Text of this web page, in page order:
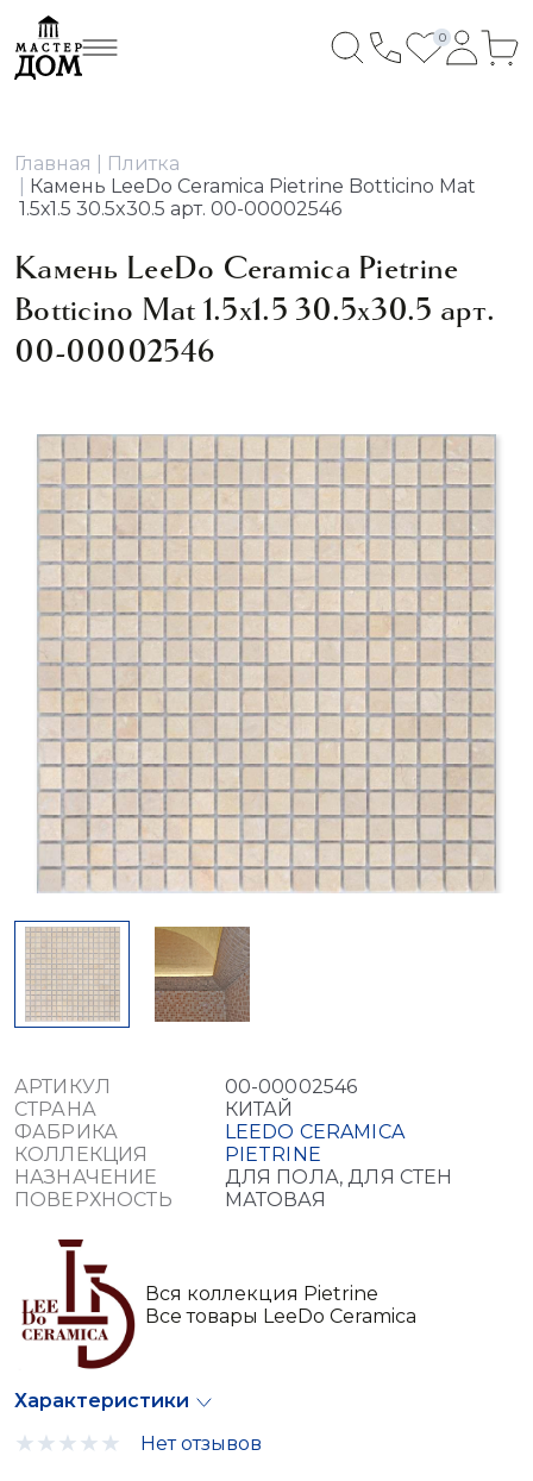
0
Главная
Плитка
Камень LeeDo Ceramica Pietrine Botticino Mat
1.5х1.5 30.5x30.5 арт. 00-00002546
Камень LeeDo Ceramica Pietrine
Botticino Mat 1.5х1.5 30.5x30.5 арт.
00-00002546
АРТИКУЛ
00-00002546
СТРАНА
КИТАЙ
ФАБРИКА
LEEDO CERAMICA
КОЛЛЕКЦИЯ
PIETRINE
НАЗНАЧЕНИЕ
ДЛЯ ПОЛА, ДЛЯ СТЕН
ПОВЕРХНОСТЬ
МАТОВАЯ
Вся коллекция Pietrine
Все товары LeeDo Ceramica
Характеристики
Нет отзывов